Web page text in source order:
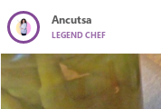
Ancutsa
LEGEND CHEF